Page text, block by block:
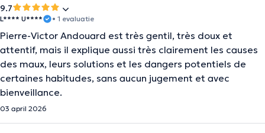
9.7
L**** U**** • 1 evaluatie
Pierre-Victor Andouard est très gentil, très doux et
attentif, mais il explique aussi très clairement les causes
des maux, leurs solutions et les dangers potentiels de
certaines habitudes, sans aucun jugement et avec
bienveillance.
03 april 2026